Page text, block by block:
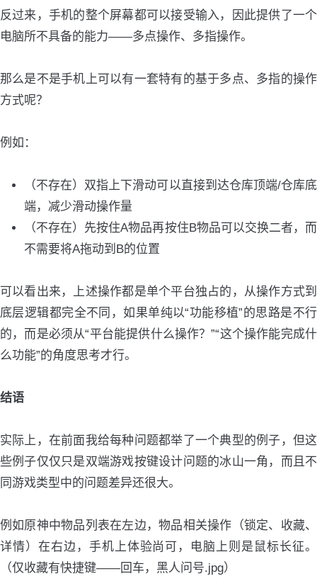
反过来，手机的整个屏幕都可以接受输入，因此提供了一个
电脑所不具备的能力——多点操作、多指操作。
那么是不是手机上可以有一套特有的基于多点、多指的操作
方式呢？
例如：
（不存在）双指上下滑动可以直接到达仓库顶端/仓库底
端，减少滑动操作量
（不存在）先按住A物品再按住B物品可以交换二者，而
不需要将A拖动到B的位置
可以看出来，上述操作都是单个平台独占的，从操作方式到
底层逻辑都完全不同，如果单纯以“功能移植”的思路是不行
的，而是必须从“平台能提供什么操作？”“这个操作能完成什
么功能”的角度思考才行。
结语
实际上，在前面我给每种问题都举了一个典型的例子，但这
些例子仅仅只是双端游戏按键设计问题的冰山一角，而且不
同游戏类型中的问题差异还很大。
例如原神中物品列表在左边，物品相关操作（锁定、收藏、
详情）在右边，手机上体验尚可，电脑上则是鼠标长征。
（仅收藏有快捷键——回车，黑人问号.jpg）